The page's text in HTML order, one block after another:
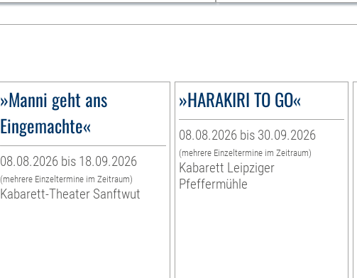
»Manni geht ans
Eingemachte«
08.08.2026 bis 18.09.2026
(mehrere Einzeltermine im Zeitraum)
Kabarett-Theater Sanftwut
»HARAKIRI TO GO«
08.08.2026 bis 30.09.2026
(mehrere Einzeltermine im Zeitraum)
Kabarett Leipziger
Pfeffermühle